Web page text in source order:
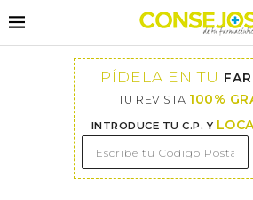
PÍDELA EN TU
TU REVISTA 100%
INTRODUCE TU C.P. Y